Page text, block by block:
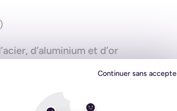
Continuer sans
d’aluminium et d’or
couleurs, formes, tailles et